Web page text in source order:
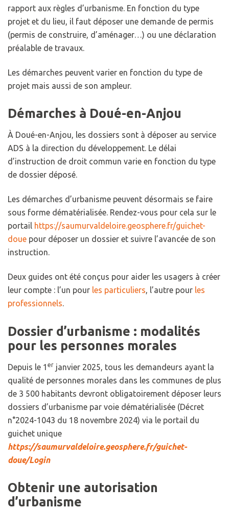
rapport aux règles d’urbanisme. En fonction du type
projet et du lieu, il faut déposer une demande de permis
(permis de construire, d’aménager…) ou une déclaration
préalable de travaux.
Les démarches peuvent varier en fonction du type de
projet mais aussi de son ampleur.
Démarches à Doué-en-Anjou
À Doué-en-Anjou, les dossiers sont à déposer au service
ADS à la direction du développement. Le délai
d’instruction de droit commun varie en fonction du type
de dossier déposé.
Les démarches d’urbanisme peuvent désormais se faire
sous forme dématérialisée. Rendez-vous pour cela sur le
portail https://saumurvaldeloire.geosphere.fr/guichet-
doue pour déposer un dossier et suivre l’avancée de son
instruction.
Deux guides ont été conçus pour aider les usagers à créer
leur compte : l’un pour les particuliers, l’autre pour les
professionnels.
Dossier d’urbanisme : modalités
pour les personnes morales
Depuis le 1 er janvier 2025, tous les demandeurs ayant la
qualité de personnes morales dans les communes de plus
de 3 500 habitants devront obligatoirement déposer leurs
dossiers d’urbanisme par voie dématérialisée (Décret
n°2024-1043 du 18 novembre 2024) via le portail du
guichet unique
https://saumurvaldeloire.geosphere.fr/guichet-
doue/Login
Obtenir une autorisation
d’urbanisme